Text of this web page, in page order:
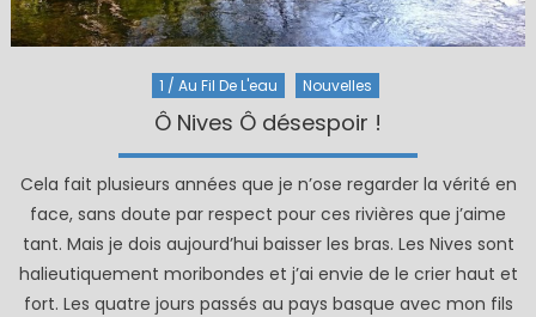
1 / Au Fil De L'eau Nouvelles
Ô Nives Ô désespoir !
Cela fait plusieurs années que je n’ose regarder la vérité en
face, sans doute par respect pour ces rivières que j’aime
tant. Mais je dois aujourd’hui baisser les bras. Les Nives sont
halieutiquement moribondes et j’ai envie de le crier haut et
fort. Les quatre jours passés au pays basque avec mon fils